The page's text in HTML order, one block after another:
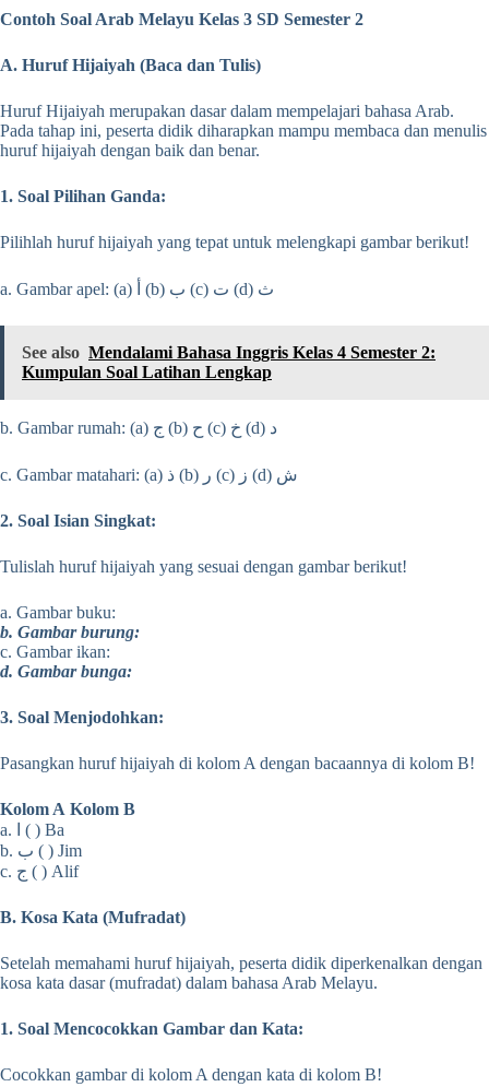
Contoh Soal Arab Melayu Kelas 3 SD Semester 2
A. Huruf Hijaiyah (Baca dan Tulis)
Huruf Hijaiyah merupakan dasar dalam mempelajari bahasa Arab.
Pada tahap ini, peserta didik diharapkan mampu membaca dan menulis
huruf hijaiyah dengan baik dan benar.
1. Soal Pilihan Ganda:
Pilihlah huruf hijaiyah yang tepat untuk melengkapi gambar berikut!
a. Gambar apel: (a) أ (b) ب (c) ت (d) ث
See also Mendalami Bahasa Inggris Kelas 4 Semester 2:
Kumpulan Soal Latihan Lengkap
b. Gambar rumah: (a) ج (b) ح (c) خ (d) د
c. Gambar matahari: (a) ذ (b) ر (c) ز (d) ش
2. Soal Isian Singkat:
Tulislah huruf hijaiyah yang sesuai dengan gambar berikut!
a. Gambar buku:
b. Gambar burung:
c. Gambar ikan:
d. Gambar bunga:
3. Soal Menjodohkan:
Pasangkan huruf hijaiyah di kolom A dengan bacaannya di kolom B!
Kolom A Kolom B
a. ا ( ) Ba
b. ب ( ) Jim
c. ج ( ) Alif
B. Kosa Kata (Mufradat)
Setelah memahami huruf hijaiyah, peserta didik diperkenalkan dengan
kosa kata dasar (mufradat) dalam bahasa Arab Melayu.
1. Soal Mencocokkan Gambar dan Kata:
Cocokkan gambar di kolom A dengan kata di kolom B!